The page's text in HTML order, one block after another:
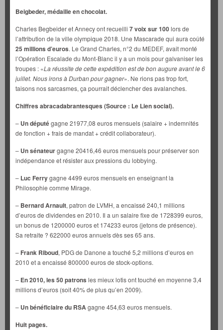
Beigbeder, médaille en chocolat.
Charles Begbeider et Annecy ont recueilli 7 voix sur 100lors de
l’attribution de la ville olympique 2018. Une Mascarade qui aura coûté
25 millions d’euros. Le Grand Charles, n°2 du MEDEF, avait monté
l’Opération Escalade du Mont-Blanc il y a un mois pour galvaniser les
troupes : «La réussite de cette expédition est de bon augure avant le 6
juillet. Nous irons à Durban pour gagner». Ne rions pas trop fort,
taisons nos sarcasmes, ça pourrait déclencher des avalanches.
Chiffres abracadabrantesques (Source : Le Lien social).
– Un députégagne 21977,08 euros mensuels (salaire + indemnités
de fonction + frais de mandat + crédit collaborateur).
– Un sénateurgagne 20416,46 euros mensuels pour préserver son
indépendance et résister aux pressions du lobbying.
– Luc Ferrygagne 4499 euros mensuels en enseignant la
Philosophie comme Mirage.
– Bernard Arnault, patron de LVMH, a encaissé 240,1 millions
d’euros de dividendes en 2010. Il a un salaire fixe de 1728399 euros,
un bonus de 1200000 euros et 174233 euros (jetons de présence).
Sa retraite ? 622000 euros annuels dès ses 65 ans.
– Frank Riboud, PDG de Danone a touché 5,2 millions d’euros en
2010 et a encaissé 800000 euros de stock-options.
– En 2010, les 50 patrons les mieux lotis ont touché en moyenne 3,4
millions d’euros (soit 40% de plus qu’en 2009).
– Un bénéficiaire du RSAgagne 454,63 euros mensuels.
Huit pages.